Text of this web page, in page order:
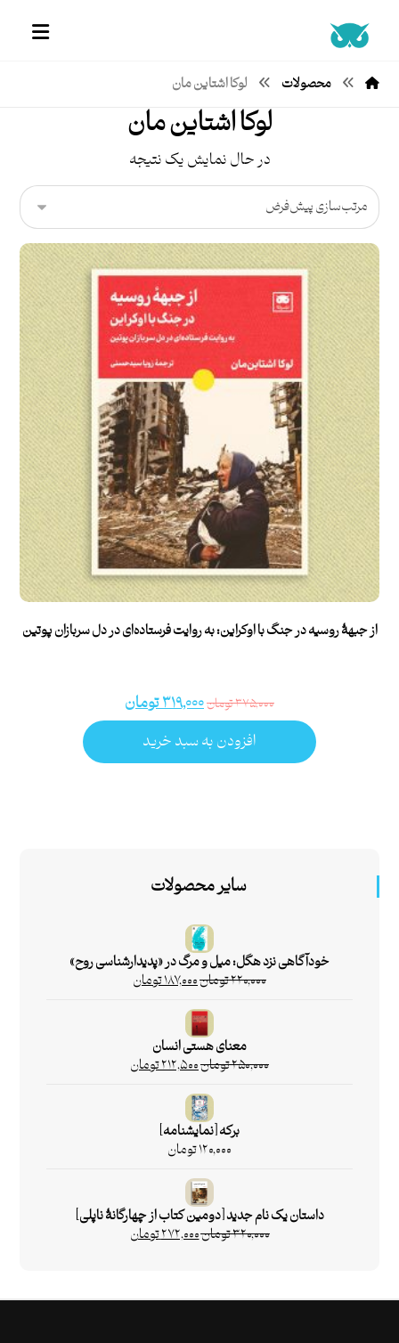
محصولات لوکا اشتاین مان
لوکا اشتاین مان
در حال نمایش یک نتیجه
از جبهۀ روسیه در جنگ با اوکراین: به روایت فرستاده‌ای در دل سربازان پوتین
۳۷۵,۰۰۰تومان۳۱۹,۰۰۰تومان
افزودن به سبد خرید
سایر محصولات
خودآگاهی نزد هگل: میل و مرگ در «پدیدارشناسی روح»
۲۲۰,۰۰۰تومان۱۸۷,۰۰۰تومان
معنای هستی انسان
۲۵۰,۰۰۰تومان۲۱۲,۵۰۰تومان
برکه [نمایشنامه]
۱۲۰,۰۰۰تومان
داستان یک نام جدید [دومین کتاب از چهارگانۀ ناپلی]
۳۲۰,۰۰۰تومان۲۷۲,۰۰۰تومان